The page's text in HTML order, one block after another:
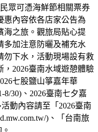
眾可憑海鮮節相關票券
惠內容依各店家公告為
海之旅。觀旅局貼心提
多加注意防曬及補充水
勿下水，活動現場設有救
2026臺南水域遊憩體驗
七股鹽山箏嘉年華
8/30)、2026臺南七夕嘉
動內容請至「2026臺南
)、「台南旅